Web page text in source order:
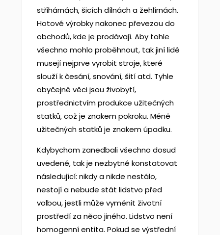
střihárnách, šicích dílnách a žehlírnách.
Hotové výrobky nakonec převezou do
obchodů, kde je prodávají. Aby tohle
všechno mohlo proběhnout, tak jiní lidé
musejí nejprve vyrobit stroje, které
slouží k česání, snování, šití atd. Tyhle
obyčejné věci jsou živobytí,
prostřednictvím produkce užitečných
statků, což je znakem pokroku. Méně
užitečných statků je znakem úpadku.
Kdybychom zanedbali všechno dosud
uvedené, tak je nezbytné konstatovat
následující: nikdy a nikde nestálo,
nestojí a nebude stát lidstvo před
volbou, jestli může vyměnit životní
prostředí za něco jiného. Lidstvo není
homogenní entita. Pokud se výstřední